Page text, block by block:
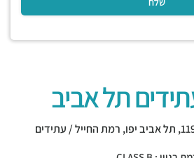
תל אביב
תל אביב יפו, רמת החייל / עתידים